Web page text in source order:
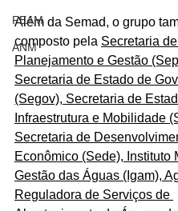
FEAM
ANM
Além da Semad, o grupo
composto pela Secretaria
Planejamento e Gestão
Secretaria de Estado de
(Segov), Secretaria de
Infraestrutura e Mobilidade
Secretaria de
Econômico (Sede), Instituto
Gestão das Águas (Igam),
Reguladora de Serviços de